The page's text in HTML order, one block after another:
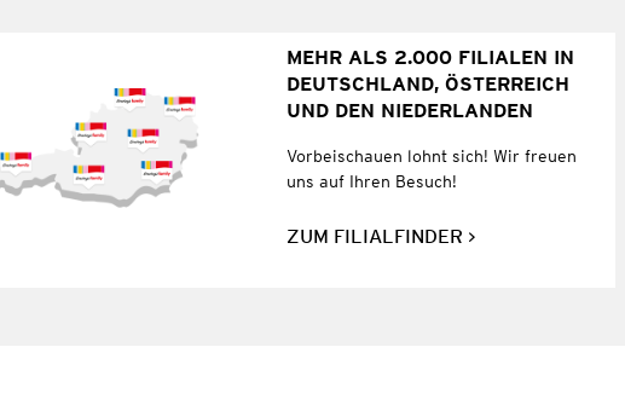
MEHR ALS 2.000 FILIALEN IN
DEUTSCHLAND, ÖSTERREICH
UND DEN NIEDERLANDEN
Vorbeischauen lohnt sich! Wir freuen
uns auf Ihren Besuch!
ZUM FILIALFINDER